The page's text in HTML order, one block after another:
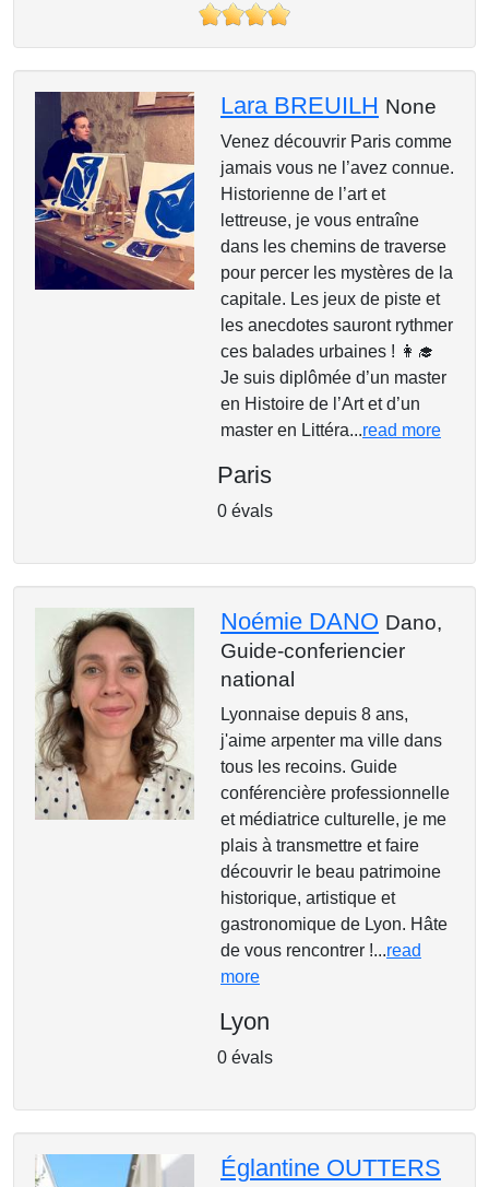
Lara BREUILH None
Venez découvrir Paris comme
jamais vous ne l’avez connue.
Historienne de l’art et
lettreuse, je vous entraîne
dans les chemins de traverse
pour percer les mystères de la
capitale. Les jeux de piste et
les anecdotes sauront rythmer
ces balades urbaines ! 👩‍🎓
Je suis diplômée d’un master
en Histoire de l’Art et d’un
master en Littéra...read more
Paris
0 évals
Noémie DANO Dano,
Guide-conferiencier
national
Lyonnaise depuis 8 ans,
j'aime arpenter ma ville dans
tous les recoins. Guide
conférencière professionnelle
et médiatrice culturelle, je me
plais à transmettre et faire
découvrir le beau patrimoine
historique, artistique et
gastronomique de Lyon. Hâte
de vous rencontrer !...read
more
Lyon
0 évals
Églantine OUTTERS